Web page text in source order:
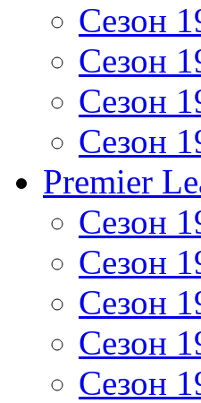
Сезон
Сезон
Сезон
Сезон
Premier
Сезон
Сезон
Сезон
Сезон
Сезон